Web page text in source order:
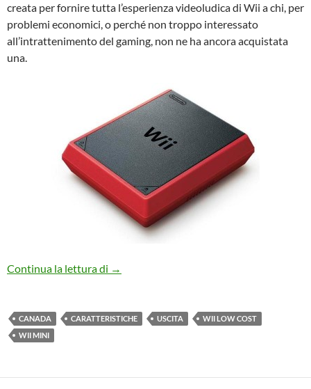
creata per fornire tutta l’esperienza videoludica di Wii a chi, per
problemi economici, o perché non troppo interessato
all’intrattenimento del gaming, non ne ha ancora acquistata
una.
Continua la lettura di Wii Mini: da oggi in Canada, tutti i dettagli
→
CANADA CARATTERISTICHE USCITA
WII LOW COST
WII MINI